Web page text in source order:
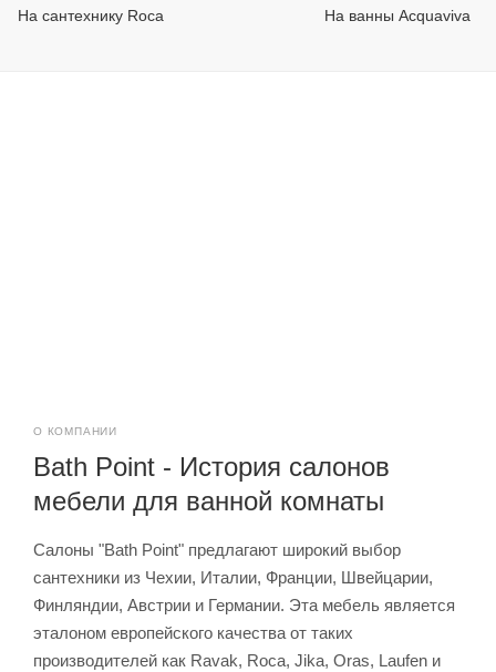
На сантехнику Roca На ванны Acquaviva
О КОМПАНИИ
Bath Point - История салонов
мебели для ванной комнаты
Салоны "Bath Point" предлагают широкий выбор
сантехники из Чехии, Италии, Франции, Швейцарии,
Финляндии, Австрии и Германии. Эта мебель является
эталоном европейского качества от таких
производителей как Ravak, Roca, Jika, Oras, Laufen и